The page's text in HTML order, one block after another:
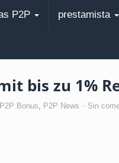
P2P prestamista
bis zu 1%
P2P Bonus , P2P News Sin